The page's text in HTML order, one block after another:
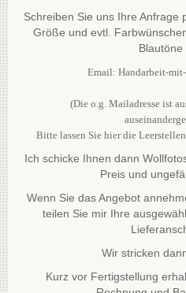
Schreiben Sie uns Ihre Anfrage
Größe und evtl.
Blautöne
Email: Handarbeit-
(Die o.g. Mailadresse ist
Bitte lassen Sie hier die
Ich schicke Ihnen dann
Preis und
Wenn Sie das Angebot
teilen Sie mir Ihre
Wir stricken
Kurz vor Fertigstellung